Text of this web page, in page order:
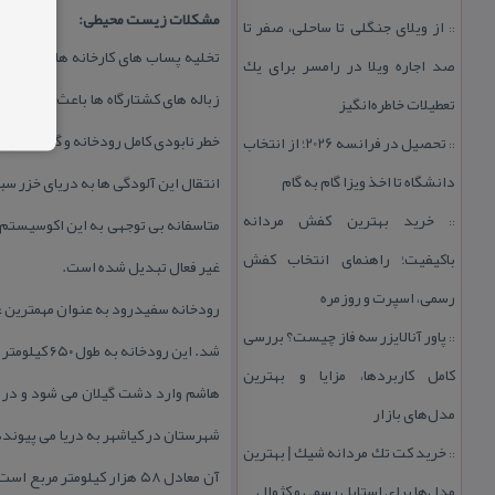
:: از ویلای جنگلی تا ساحلی، صفر تا
صد اجاره ویلا در رامسر برای یك
تعطیلات خاطره‌انگیز
::
تحصیل در فرانسه 2026؛ از انتخاب
دانشگاه تا اخذ ویزا گام به گام
::خرید بهترین كفش مردانه
باكیفیت؛ راهنمای انتخاب كفش
رسمی، اسپرت و روزمره
:: پاور آنالایزر سه فاز چیست؟ بررسی
كامل كاربردها، مزایا و بهترین
مدل‌های بازار
::خرید كت تك مردانه شیك | بهترین
مشكلات زیست محیطی:
تخلیه پساب های كارخانه های
زباله های كشتارگاه ها باعث شده
خطر نابودی كامل رودخانه و گونه
انتقال این آلودگی ها به دریای
متاسفانه بی توجهی به این
غیر فعال تبدیل شده است.
رودخانه سفیدرود به عنوان
شد. این
هاشم وارد دشت گیلان می شود و در
آن معادل ۵۸ هزار